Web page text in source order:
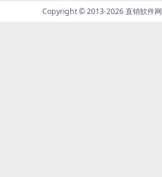
Copyright © 2013-2026直销软件网